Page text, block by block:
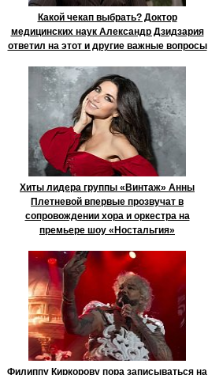
Какой чекап выбрать? Доктор
медицинских наук Александр Дзидзария
ответил на этот и другие важные вопросы
Хиты лидера группы «Винтаж» Анны
Плетневой впервые прозвучат в
сопровождении хора и оркестра на
премьере шоу «Ностальгия»
Филиппу Киркорову пора записываться на